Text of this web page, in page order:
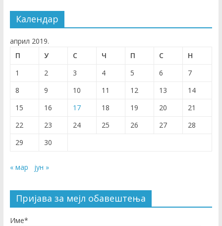
Календар
април 2019.
П
У С Ч П С
Н
1
2 3 4 5 6
7
8
9 10 11 12 13
14
15
16 17 18 19 20
21
22
23 24 25 26 27
28
29
30
« мар јун »
Пријава за мејл обавештења
Име*